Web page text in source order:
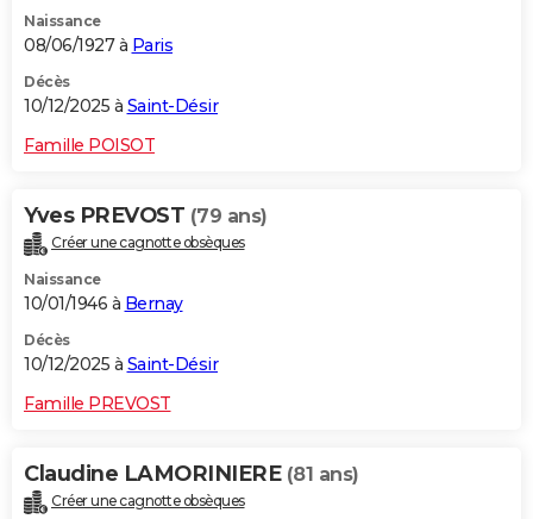
Naissance
08/06/1927 à Paris
Décès
10/12/2025 à Saint-Désir
Famille POISOT
Yves PREVOST (79 ans)
Créer une cagnotte obsèques
Naissance
10/01/1946 à Bernay
Décès
10/12/2025 à Saint-Désir
Famille PREVOST
Claudine LAMORINIERE (81 ans)
Créer une cagnotte obsèques